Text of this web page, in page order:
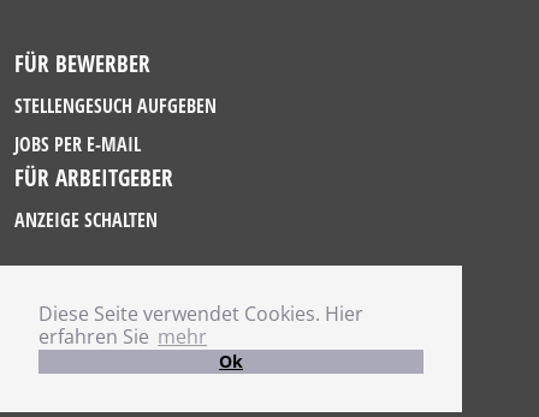
Diese Seite verwendet Cookies. Hier
erfahren Sie mehr
Ok
FÜR BEWERBER
STELLENGESUCH AUFGEBEN
JOBS PER E-MAIL
FÜR ARBEITGEBER
ANZEIGE SCHALTEN
IMPRESSUM
DATENSCHUTZ